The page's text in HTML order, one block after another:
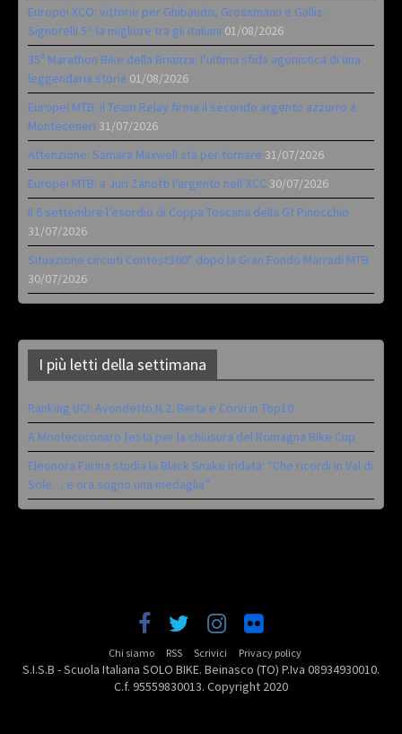
Europei XCO: vittorie per Ghibaudo, Grossmann e Gallis.
Signorelli 5^ la migliore tra gli italiani 01/08/2026
35ª Marathon Bike della Brianza: l’ultima sfida agonistica di una
leggendaria storia 01/08/2026
Europei MTB: il Team Relay firma il secondo argento azzurro a
Monteceneri 31/07/2026
Attenzione: Samara Maxwell sta per tornare 31/07/2026
Europei MTB: a Juri Zanotti l’argento nell’XCC 30/07/2026
Il 6 settembre l’esordio di Coppa Toscana della Gf Pinocchio
31/07/2026
Situazione circuiti Contest360° dopo la Gran Fondo Marradi MTB
30/07/2026
I più letti della settimana
Ranking UCI: Avondetto N.2. Berta e Corvi in Top10
A Montecoronaro festa per la chiusura del Romagna Bike Cup
Eleonora Farina studia la Black Snake iridata: “Che ricordi in Val di
Sole… e ora sogno una medaglia”
Chi siamo RSS Scrivici Privacy policy
S.I.S.B - Scuola Italiana SOLO BIKE. Beinasco (TO) P.Iva 08934930010.
C.f. 95559830013. Copyright 2020